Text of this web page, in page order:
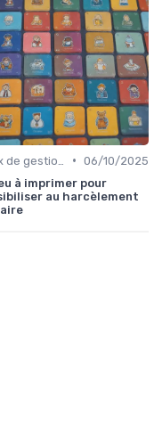
• 06/10/2025
à imprimer pour
au harcèlement